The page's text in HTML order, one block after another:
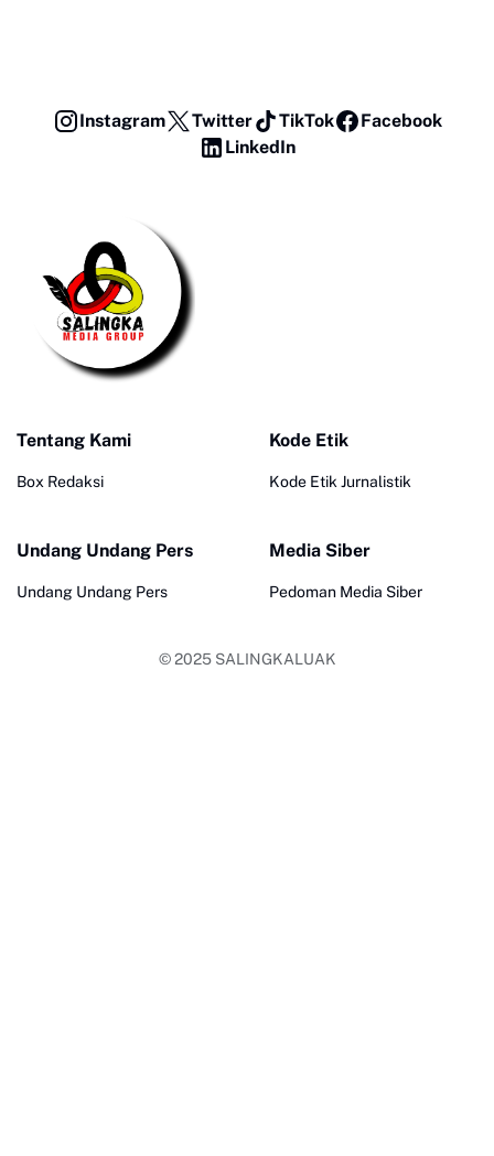
Instagram Twitter TikTok
Facebook
LinkedIn
Tentang Kami
Box Redaksi
Kode Etik
Kode Etik Jurnalistik
Undang Undang Pers
Undang Undang Pers
Media Siber
Pedoman Media Siber
© 2025 SALINGKALUAK